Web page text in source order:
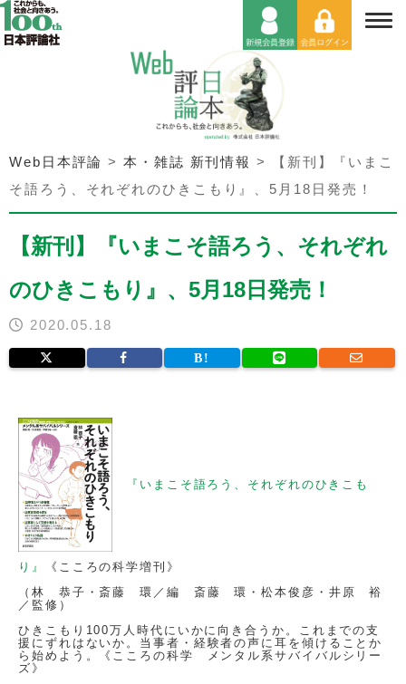
Web日本評論 >本・雑誌 新刊情報 >
【新刊】『いまこ
そ語ろう、それぞれのひきこもり』、5月18日発売！
【新刊】『いまこそ語ろう、それぞれ
のひきこもり』、5月18日発売！
2020.05.18
『いまこそ語ろう、それぞれのひきこも
り』
《こころの科学増刊》
（林 恭子・斎藤 環／編 斎藤 環・松本俊彦・井原 裕
／監修）
ひきこもり100万人時代にいかに向き合うか。これまでの支
援にずれはないか。当事者・経験者の声に耳を傾けることか
ら始めよう。《こころの科学 メンタル系サバイバルシリー
ズ》